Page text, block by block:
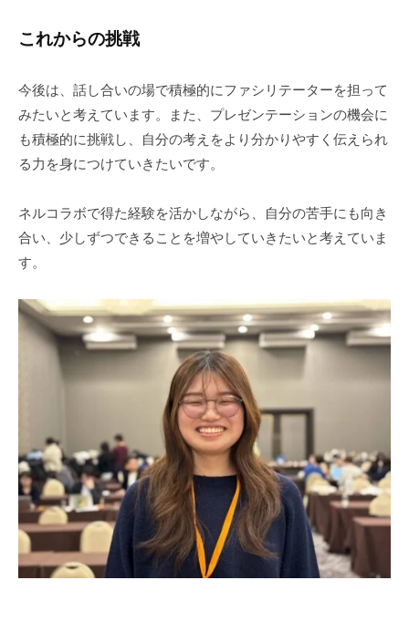
これからの挑戦
今後は、話し合いの場で積極的にファシリテーターを担って
みたいと考えています。また、プレゼンテーションの機会に
も積極的に挑戦し、自分の考えをより分かりやすく伝えられ
る力を身につけていきたいです。
ネルコラボで得た経験を活かしながら、自分の苦手にも向き
合い、少しずつできることを増やしていきたいと考えていま
す。